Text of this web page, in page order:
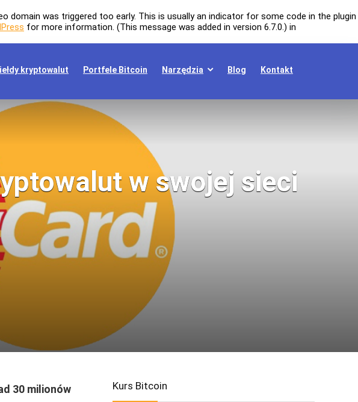
domain was triggered too early. This is usually an indicator for some code in the plugin
for more information. (This message was added in version 6.7.0.) in
kryptowalut Portfele Bitcoin Narzędzia Blog Kontakt
w swojej sieci
30 milionów
Kurs Bitcoin